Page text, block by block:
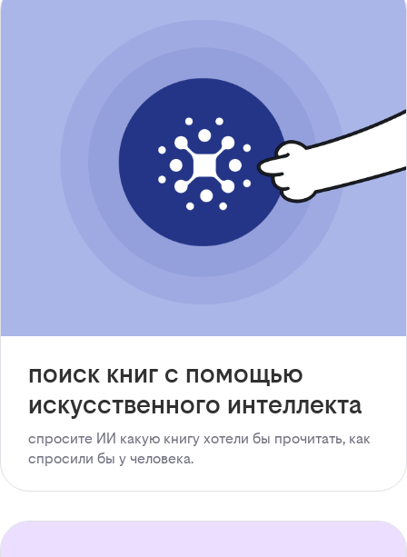
поиск книг с помощью
искусственного интеллекта
спросите ИИ какую книгу хотели бы прочитать, как
спросили бы у человека.